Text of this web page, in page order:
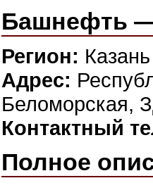
Башнефть —
Регион: Казань
Адрес:
Беломорская,
Контактный
Полное